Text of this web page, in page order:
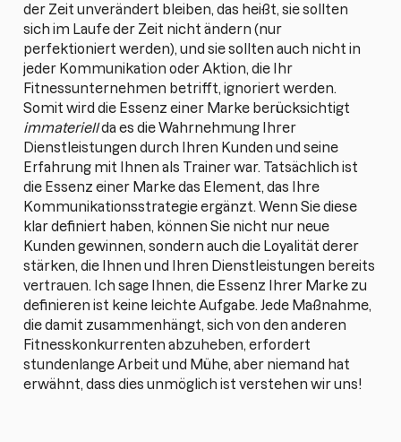
der Zeit unverändert bleiben, das heißt, sie sollten
sich im Laufe der Zeit nicht ändern (nur
perfektioniert werden), und sie sollten auch nicht in
jeder Kommunikation oder Aktion, die Ihr
Fitnessunternehmen betrifft, ignoriert werden.
Somit wird die Essenz einer Marke berücksichtigt
immateriellda es die Wahrnehmung Ihrer
Dienstleistungen durch Ihren Kunden und seine
Erfahrung mit Ihnen als Trainer war. Tatsächlich ist
die Essenz einer Marke das Element, das Ihre
Kommunikationsstrategie ergänzt. Wenn Sie diese
klar definiert haben, können Sie nicht nur neue
Kunden gewinnen, sondern auch die Loyalität derer
stärken, die Ihnen und Ihren Dienstleistungen bereits
vertrauen. Ich sage Ihnen, die Essenz Ihrer Marke zu
definieren ist keine leichte Aufgabe. Jede Maßnahme,
die damit zusammenhängt, sich von den anderen
Fitnesskonkurrenten abzuheben, erfordert
stundenlange Arbeit und Mühe, aber niemand hat
erwähnt, dass dies unmöglich ist verstehen wir uns!